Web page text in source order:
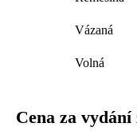
Vázaná
Volná
Cena za